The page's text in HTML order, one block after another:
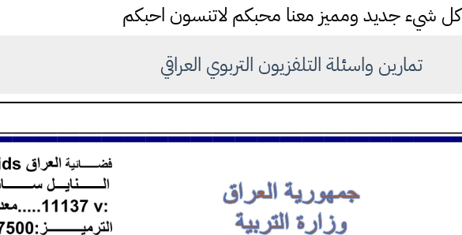
كل شيء جديد ومميز معنا محبكم لاتنسون احبكم
تمارين واسئلة التلفزيون التربوي العراقي